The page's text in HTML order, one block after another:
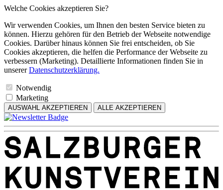
Welche Cookies akzeptieren Sie?
Wir verwenden Cookies, um Ihnen den besten Service bieten zu
können. Hierzu gehören für den Betrieb der Webseite notwendige
Cookies. Darüber hinaus können Sie frei entscheiden, ob Sie
Cookies akzeptieren, die helfen die Performance der Webseite zu
verbessern (Marketing). Detaillierte Informationen finden Sie in
unsererDatenschutzerklärung.
Notwendig
Marketing
AUSWAHL AKZEPTIEREN ALLE AKZEPTIEREN